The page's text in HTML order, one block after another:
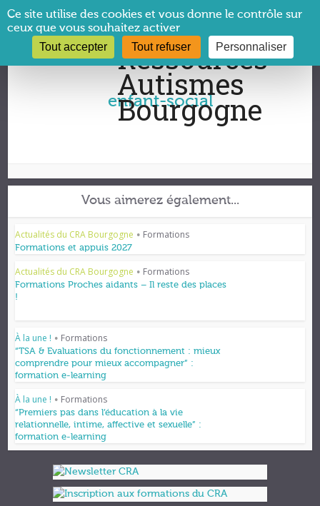
Vous êtes ici :CRA Bourgogne→enfant-social
enfant-social
Vous aimerez également...
Actualités du CRA Bourgogne • Formations
Formations et appuis 2027
Actualités du CRA Bourgogne • Formations
Formations Proches aidants – Il reste des places
!
À la une ! • Formations
“TSA & Evaluations du fonctionnement : mieux
comprendre pour mieux accompagner” :
formation e-learning
À la une ! • Formations
“Premiers pas dans l’éducation à la vie
relationnelle, intime, affective et sexuelle” :
formation e-learning
Panneau de gestion des cookies
Ce site utilise des cookies et vous donne le contrôle sur
ceux que vous souhaitez activer
Tout accepter Tout refuser Personnaliser